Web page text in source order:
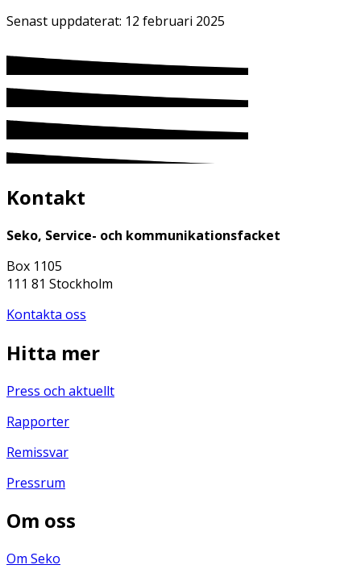
Senast uppdaterat: 12 februari 2025
Kontakt
Seko, Service- och kommunikationsfacket
Box 1105
111 81 Stockholm
Kontakta oss
Hitta mer
Press och aktuellt
Rapporter
Remissvar
Pressrum
Om oss
Om Seko